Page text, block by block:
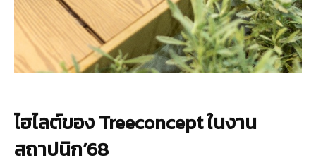
ไฮไลต์ของTreeconcept ในงาน
สถาปนิก’68